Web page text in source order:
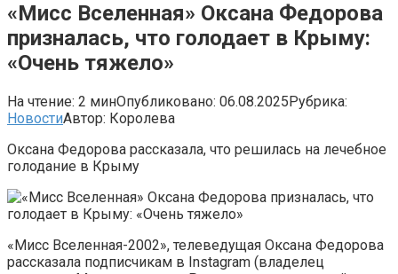
«Мисс Вселенная» Оксана Федорова
призналась, что голодает в Крыму:
«Очень тяжело»
На чтение: 2 минОпубликовано: 06.08.2025Рубрика:
НовостиАвтор: Королева
Оксана Федорова рассказала, что решилась на лечебное
голодание в Крыму
«Мисс Вселенная-2002», телеведущая Оксана Федорова
рассказала подписчикам в Instagram (владелец